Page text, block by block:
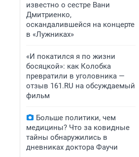
известно о сестре Вани
Дмитриенко,
оскандалившейся на концерте
в «Лужниках»
«И покатился я по жизни
босяцкой»: как Колобка
превратили в уголовника —
отзыв 161.RU на обсуждаемый
фильм
Больше политики, чем
медицины? Что за ковидные
тайны обнаружились в
дневниках доктора Фаучи